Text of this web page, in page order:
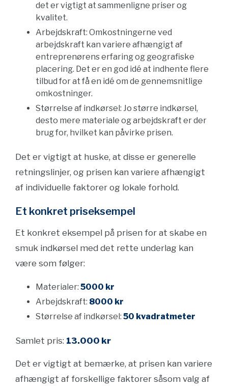
det er vigtigt at sammenligne priser og
kvalitet.
Arbejdskraft: Omkostningerne ved
arbejdskraft kan variere afhængigt af
entreprenørens erfaring og geografiske
placering. Det er en god idé at indhente flere
tilbud for at få en idé om de gennemsnitlige
omkostninger.
Størrelse af indkørsel: Jo større indkørsel,
desto mere materiale og arbejdskraft er der
brug for, hvilket kan påvirke prisen.
Det er vigtigt at huske, at disse er generelle
retningslinjer, og prisen kan variere afhængigt
af individuelle faktorer og lokale forhold.
Et konkret priseksempel
Et konkret eksempel på prisen for at skabe en
smuk indkørsel med det rette underlag kan
være som følger:
Materialer: 5000 kr
Arbejdskraft: 8000 kr
Størrelse af indkørsel: 50 kvadratmeter
Samlet pris: 13.000 kr
Det er vigtigt at bemærke, at prisen kan variere
afhængigt af forskellige faktorer såsom valg af